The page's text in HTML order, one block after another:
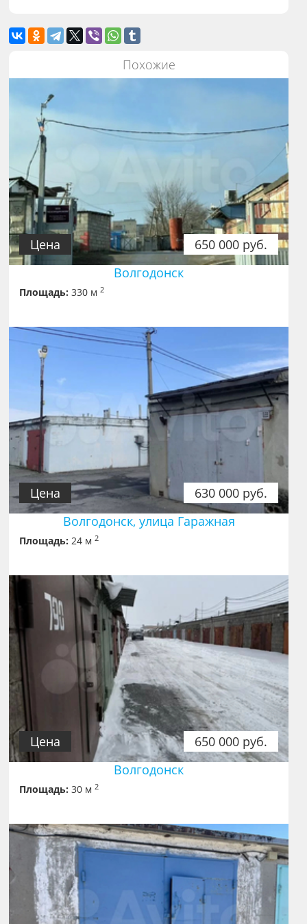
Похожие
650 000 руб.
Цена
Волгодонск
Площадь: 330 м2
630 000 руб.
Цена
Волгодонск, улица Гаражная
Площадь: 24 м2
650 000 руб.
Цена
Волгодонск
Площадь: 30 м2